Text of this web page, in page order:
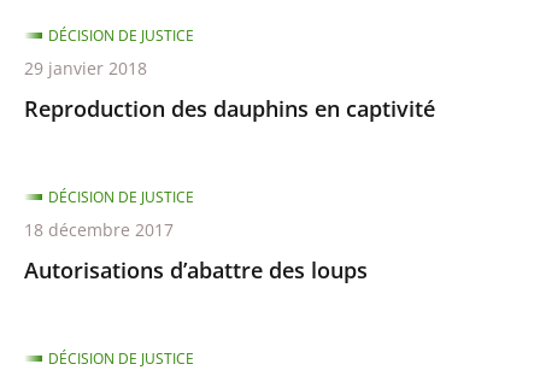
Reproduction des dauphins en captivité
DÉCISION DE JUSTICE
29 janvier 2018
Autorisations d’abattre des loups
DÉCISION DE JUSTICE
18 décembre 2017
DÉCISION DE JUSTICE